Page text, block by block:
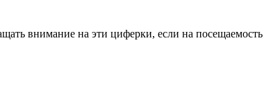
внимание на эти циферки, если на посещаемость